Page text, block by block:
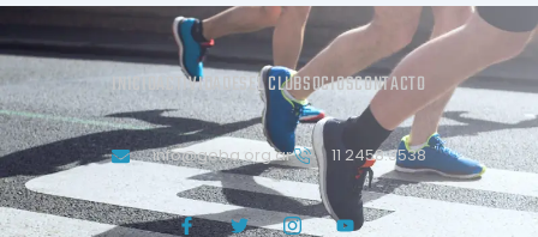
INICIOACTIVIDADES EL CLUBSOCIOSCONTACTO
info@geba.org.ar 11 2458.3538
J T J Y